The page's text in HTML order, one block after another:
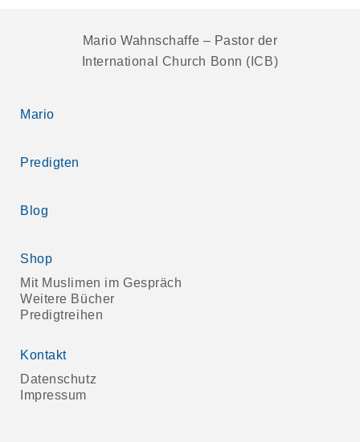
Mario Wahnschaffe – Pastor der
International Church Bonn (ICB)
Mario
Predigten
Blog
Shop
Mit Muslimen im Gespräch
Weitere Bücher
Predigtreihen
Kontakt
Datenschutz
Impressum